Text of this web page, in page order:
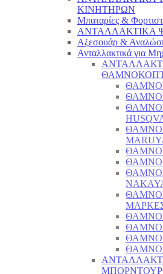
ΚΙΝΗΤΗΡΩΝ
Μπαταρίες &
ΑΝΤΑΛΛΑΚΤΙΚΑ
Αξεσουάρ &
Ανταλλακτικά για